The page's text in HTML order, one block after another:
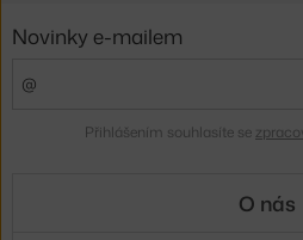
Novinky e-mailem
Přihlášením souhlasíte se
O nás